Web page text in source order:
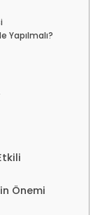
Yapılmalı?
Önemi